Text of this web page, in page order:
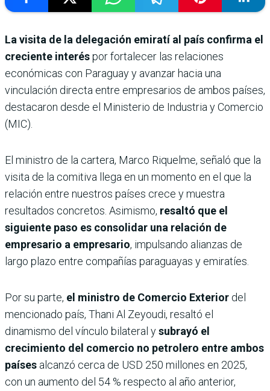
La visita de la delegación emiratí al país confirma el
creciente interéspor fortalecer las relaciones
económicas con Paraguay y avanzar hacia una
vinculación directa entre empresarios de ambos países,
destacaron desde el Ministerio de Industria y Comercio
(MIC).
El ministro de la cartera, Marco Riquelme, señaló que la
visita de la comitiva llega en un momento en el que la
relación entre nuestros países crece y muestra
resultados concretos. Asimismo, resaltó que el
siguiente paso es consolidar una relación de
empresario a empresario, impulsando alianzas de
largo plazo entre compañías paraguayas y emiratíes.
Por su parte, el ministro de Comercio Exterior del
mencionado país, Thani Al Zeyoudi, resaltó el
dinamismo del vínculo bilateral ysubrayó el
crecimiento del comercio no petrolero entre ambos
países alcanzó cerca de USD 250 millones en 2025,
con un aumento del 54 % respecto al año anterior,